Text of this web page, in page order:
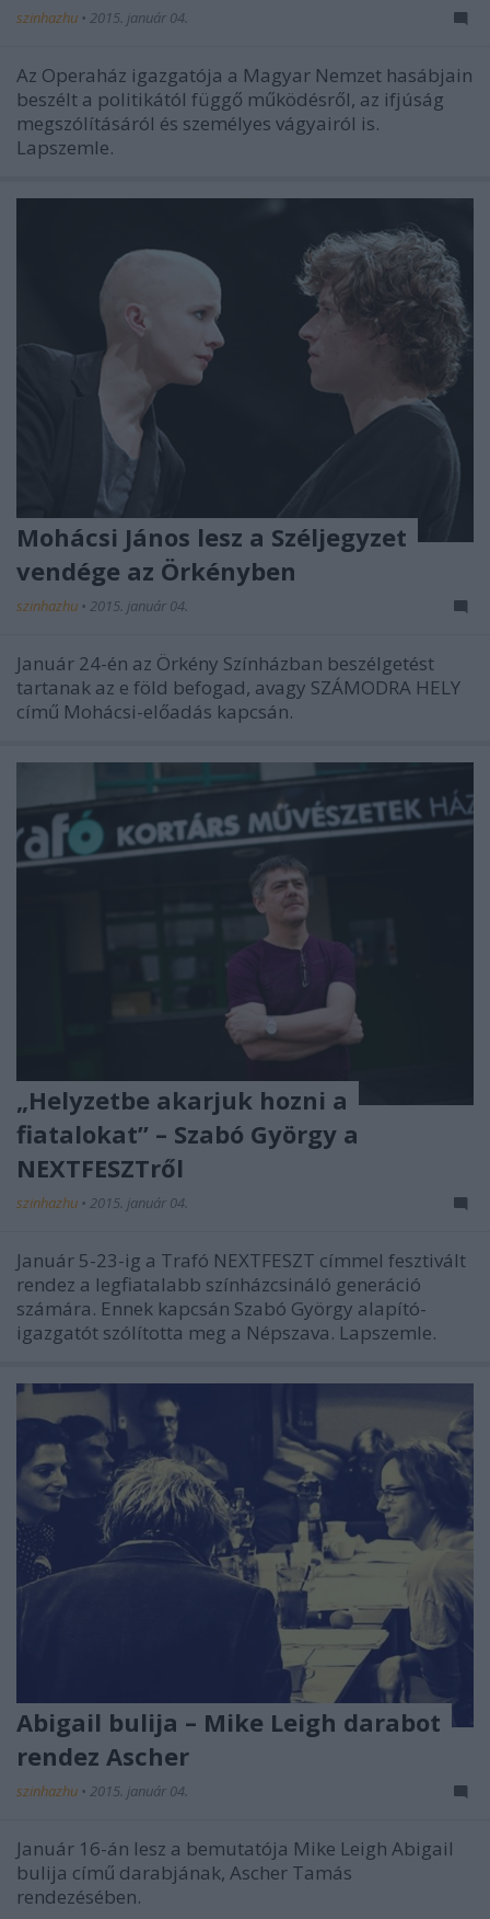
szinhazhu • 2015. január 04.
Az Operaház igazgatója a Magyar Nemzet hasábjain
beszélt a politikától függő működésről, az ifjúság
megszólításáról és személyes vágyairól is.
Lapszemle.
Mohácsi János lesz a Széljegyzet
vendége az Örkényben
szinhazhu • 2015. január 04.
Január 24-én az Örkény Színházban beszélgetést
tartanak az e föld befogad, avagy SZÁMODRA HELY
című Mohácsi-előadás kapcsán.
„Helyzetbe akarjuk hozni a
fiatalokat” – Szabó György a
NEXTFESZTről
szinhazhu • 2015. január 04.
Január 5-23-ig a Trafó NEXTFESZT címmel fesztivált
rendez a legfiatalabb színházcsináló generáció
számára. Ennek kapcsán Szabó György alapító-
igazgatót szólította meg a Népszava. Lapszemle.
Abigail bulija – Mike Leigh darabot
rendez Ascher
szinhazhu • 2015. január 04.
Január 16-án lesz a bemutatója Mike Leigh Abigail
bulija című darabjának, Ascher Tamás
rendezésében.